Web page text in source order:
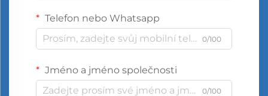
Telefon nebo Whatsapp
0/100
Jméno a jméno společnosti
0/100